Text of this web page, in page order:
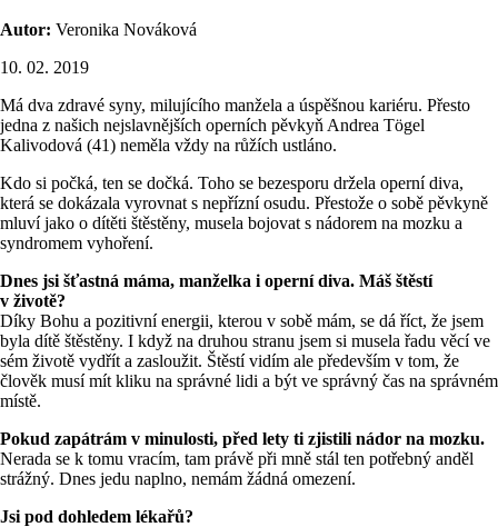
Autor: Veronika Nováková
10. 02. 2019
Má dva zdravé syny, milujícího manžela a úspěšnou kariéru. Přesto
jedna z našich nejslavnějších operních pěvkyň Andrea Tögel
Kalivodová (41) neměla vždy na růžích ustláno.
Kdo si počká, ten se dočká. Toho se bezesporu držela operní diva,
která se dokázala vyrovnat s nepřízní osudu. Přestože o sobě pěvkyně
mluví jako o dítěti štěstěny, musela bojovat s nádorem na mozku a
syndromem vyhoření.
Dnes jsi šťastná máma, manželka i operní diva. Máš štěstí
v životě?
Díky Bohu a pozitivní energii, kterou v sobě mám, se dá říct, že jsem
byla dítě štěstěny. I když na druhou stranu jsem si musela řadu věcí ve
sém životě vydřít a zasloužit. Štěstí vidím ale především v tom, že
člověk musí mít kliku na správné lidi a být ve správný čas na správném
místě.
Pokud zapátrám v minulosti, před lety ti zjistili nádor na mozku.
Nerada se k tomu vracím, tam právě při mně stál ten potřebný anděl
strážný. Dnes jedu naplno, nemám žádná omezení.
Jsi pod dohledem lékařů?